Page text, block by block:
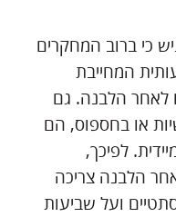
כי ברוב המחקרים
המחייבת
לאחר הלבנה. גם
או בחספוס, הם
לפיכך,
הלבנה צריכה
ועל שביעות